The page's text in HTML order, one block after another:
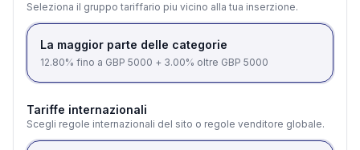
Seleziona il gruppo tariffario piu vicino alla tua inserzione.
La maggior parte delle categorie
12.80% fino a GBP 5000 + 3.00% oltre GBP 5000
Tariffe internazionali
Scegli regole internazionali del sito o regole venditore globale.